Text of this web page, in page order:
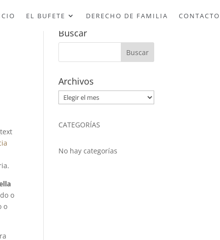
EL BUFETE DERECHO DE FAMILIA CONTACTO
o
o
Buscar
Archivos
Archivos
CATEGORÍAS
No hay categorías